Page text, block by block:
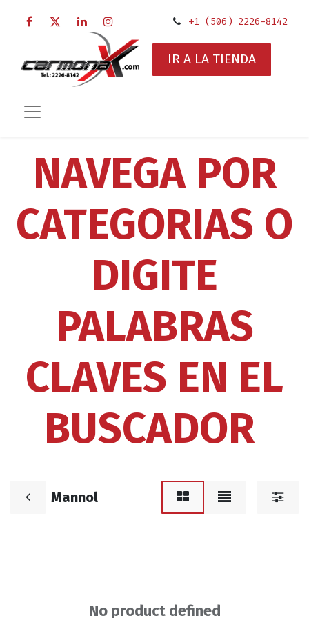
+1 (506) 2226-8142
IR A LA TIENDA
NAVEGA POR
CATEGORIAS O
DIGITE
PALABRAS
CLAVES EN EL
BUSCADOR
Mannol
No product defined